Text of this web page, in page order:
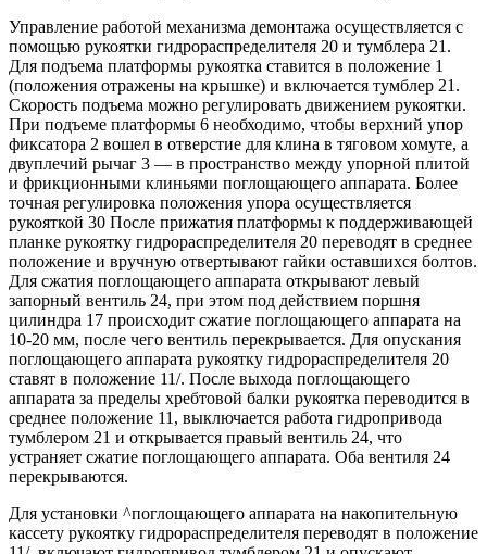
Управление работой механизма демонтажа осуществляется с
помощью рукоятки гидрораспределителя 20 и тумблера 21.
Для подъема платформы рукоятка ставится в положение 1
(положения отражены на крышке) и включается тумблер 21.
Скорость подъема можно регулировать движением рукоятки.
При подъеме платформы 6 необходимо, чтобы верхний упор
фиксатора 2 вошел в отверстие для клина в тяговом хомуте, а
двуплечий рычаг 3 — в пространство между упорной плитой
и фрикционными клиньями поглощающего аппарата. Более
точная регулировка положения упора осуществляется
рукояткой 30 После прижатия платформы к поддерживающей
планке рукоятку гидрораспределителя 20 переводят в среднее
положение и вручную отвертывают гайки оставшихся болтов.
Для сжатия поглощающего аппарата открывают левый
запорный вентиль 24, при этом под действием поршня
цилиндра 17 происходит сжатие поглощающего аппарата на
10-20 мм, после чего вентиль перекрывается. Для опускания
поглощающего аппарата рукоятку гидрораспределителя 20
ставят в положение 11/. После выхода поглощающего
аппарата за пределы хребтовой балки рукоятка переводится в
среднее положение 11, выключается работа гидропривода
тумблером 21 и открывается правый вентиль 24, что
устраняет сжатие поглощающего аппарата. Оба вентиля 24
перекрываются.
Для установки ^поглощающего аппарата на накопительную
кассету рукоятку гидрораспределителя переводят в положение